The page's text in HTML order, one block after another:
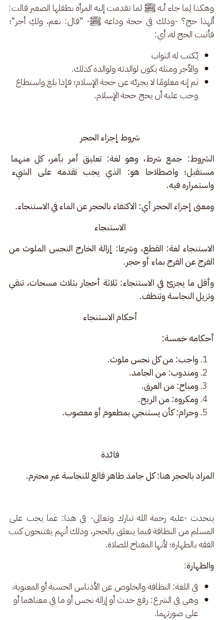
وهكذا لِما جاء أنه ﷺ لما تقدمت إليه المرأة بطفلها الصغير قالت:
ألهذا حج؟ -وذلك في حجة وداعه ﷺ- "قال: نعم، ولكِ أجر"؛
فأثبت الحج له، أي:
يُكتب له الثواب
والأجر ومثله يكون لوالدته ولوالده كذلك.
ثم إنه معلومًا لا يجزئه عن حجة الإسلام؛ فإذا بلغ واستطاع
وجب عليه أن يحج حجة الإسلام.
شروط إجزاء الحجر
الشروط: جمع شرط، وهو لغة: تعليق أمر بأمر، كل منهما
مستقبل؛ واصطلاحا هو: الذي يجب تقدمه على الشيء
واستمراره فيه.
ومعنى إجزاء الحجر أي: الاكتفاء بالحجر عن الماء في الاستنجاء.
الاستنجاء
الاستنجاء لغة: القطع، وشرعا: إزالة الخارج النجس الملوث من
الفرج عن الفرج بماء أو حجر.
وأقل ما يجزئ في الاستنجاء: ثلاثة أحجار بثلاث مسحات، تنقي
وتزيل النجاسة وتنظف.
أحكام الاستنجاء
أحكامه خمسة:
واجب: من كل نجس ملوث.
ومندوب: من الجامد.
ومباح: من العرق.
ومكروه: من الريح.
وحرام: كأن يستنجي بمطعوم أو مغصوب.
فائدة
المراد بالحجر هنا: كل جامد طاهر قالع للنجاسة غير محترم.
يتحدث -عليه رحمة الله تبارك وتعالى- في هذا: عما يجب على
المسلم من النظافة فيما يتعلق بالحجر، وذلك أنهم يفتتحون كتب
الفقه بالطهارة؛ لأنها المفتاح للصلاة.
والطهارة:
في اللغة: النظافة والخلوص عن الأدناس الحسية أو المعنوية.
وهي في الشرع: رفع حدث أو إزالة نجس أو ما في معناهما أو
على صورتهما.